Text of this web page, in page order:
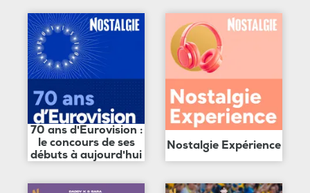
70 ans d'Eurovision :
le concours de ses
débuts à aujourd'hui
Nostalgie Expérience